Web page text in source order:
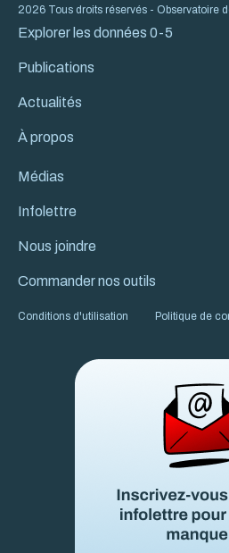
2026 Tous droits réservés - Observatoire
Explorer les données 0-5
Publications
Actualités
À propos
Médias
Infolettre
Nous joindre
Commander nos outils
Conditions d'utilisation Politique de